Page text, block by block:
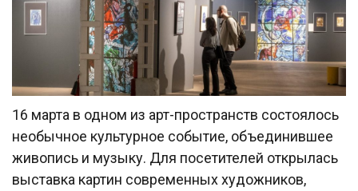
16 марта в одном из арт-пространств состоялось
необычное культурное событие, объединившее
живопись и музыку. Для посетителей открылась
выставка картин современных художников,